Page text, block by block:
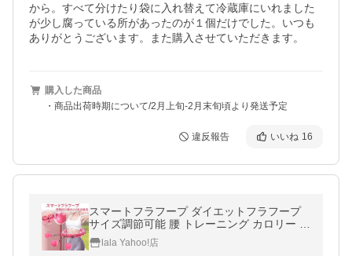
から。すべて分けたり袋に入れ替えて冷蔵庫にいれました
が少し腐っている所があったのが１個だけでした。いつも
ありがとうございます。また購入させていただきます。
購入した商品
・商品出荷時期について/2月上旬-2月末旬頃より発送予定
違反報告 いいね 16
スマートフラフープ ダイエットフラフープ
サイズ調節可能 腰 トレーニング カロリー 脂
肪燃焼 落ちないフラフープ 組み立て式 大人
ウエスト 12-24節
lala Yahoo!店